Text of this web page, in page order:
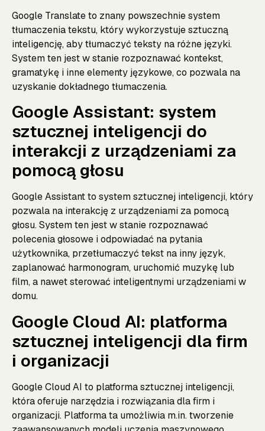
Google Translate to znany powszechnie system
tłumaczenia tekstu, który wykorzystuje sztuczną
inteligencję, aby tłumaczyć teksty na różne języki.
System ten jest w stanie rozpoznawać kontekst,
gramatykę i inne elementy językowe, co pozwala na
uzyskanie dokładnego tłumaczenia.
Google Assistant: system
sztucznej inteligencji do
interakcji z urządzeniami za
pomocą głosu
Google Assistant to system sztucznej inteligencji, który
pozwala na interakcję z urządzeniami za pomocą
głosu. System ten jest w stanie rozpoznawać
polecenia głosowe i odpowiadać na pytania
użytkownika, przetłumaczyć tekst na inny język,
zaplanować harmonogram, uruchomić muzykę lub
film, a nawet sterować inteligentnymi urządzeniami w
domu.
Google Cloud AI: platforma
sztucznej inteligencji dla firm
i organizacji
Google Cloud AI to platforma sztucznej inteligencji,
która oferuje narzędzia i rozwiązania dla firm i
organizacji. Platforma ta umożliwia m.in. tworzenie